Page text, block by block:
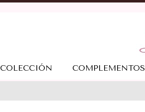
COLECCIÓN COMPLEMENTOS